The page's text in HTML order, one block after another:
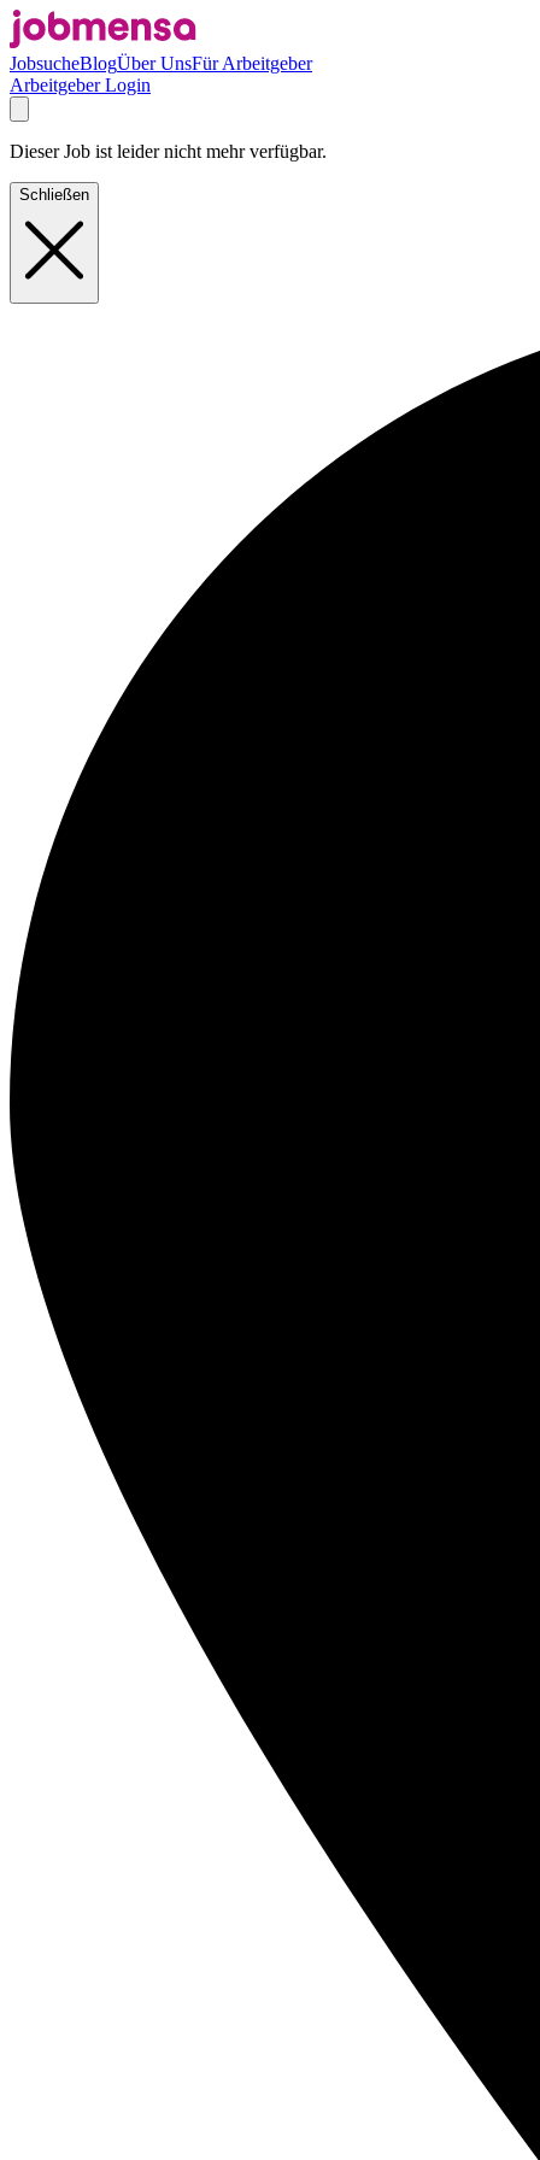
JobsucheBlogÜber UnsFür Arbeitgeber
Arbeitgeber Login
Dieser Job ist leider nicht mehr verfügbar.
Schließen